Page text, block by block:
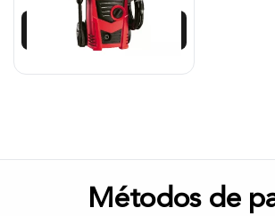
Añadir al carrito
Métodos de